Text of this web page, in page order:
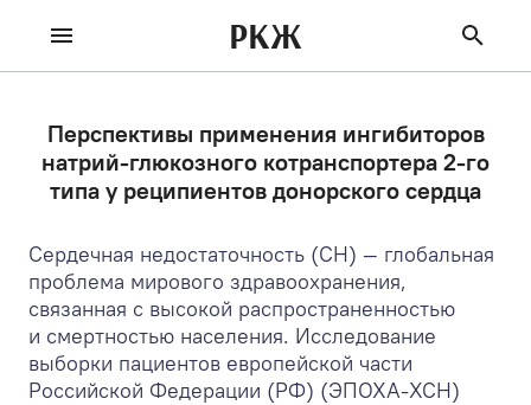
РКЖ
Перспективы применения ингибиторов
натрий-глюкозного котранспортера 2-го
типа у реципиентов донорского сердца
Сердечная недостаточность (СН) — глобальная
проблема мирового здравоохранения,
связанная с высокой распространенностью
и смертностью населения. Исследование
выборки пациентов европейской части
Российской Федерации (РФ) (ЭПОХА-ХСН)